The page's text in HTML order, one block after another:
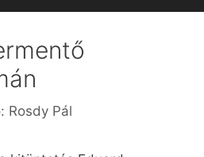
Rosdy Pál